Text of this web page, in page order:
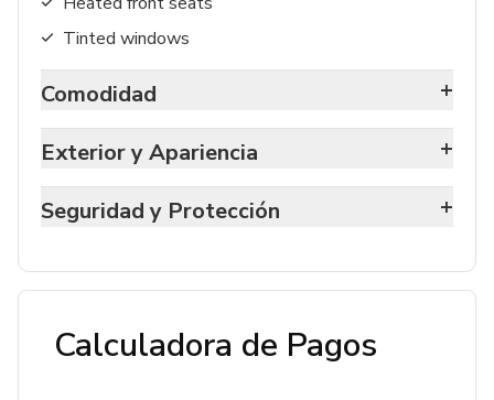
Tinted windows
Comodidad +
Exterior y Apariencia +
Seguridad y Protección +
Calculadora de Pagos